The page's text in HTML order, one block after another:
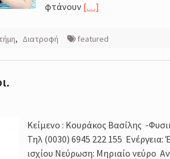
φτάνουν […]
, Διατροφή featured
Κείμενο : Κουράκος Βασίλης -
Τηλ (0030) 6945 222 155
ισχίου Νεύρωση: Μηριαίο νεύρο